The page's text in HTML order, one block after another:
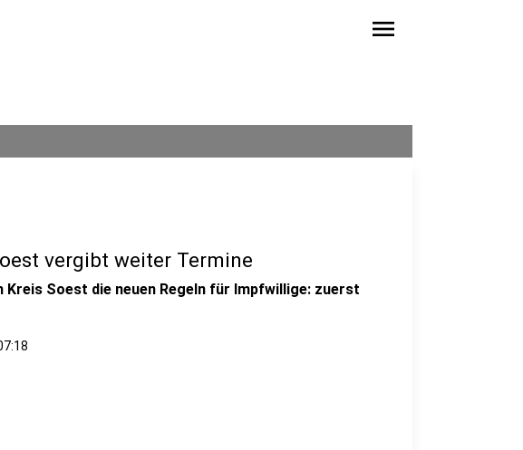
menu
vergibt weiter Termine
Soest die neuen Regeln für Impfwillige: zuerst